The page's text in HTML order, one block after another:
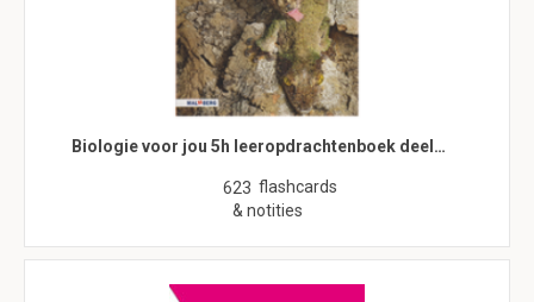
Biologie voor jou 5h leeropdrachtenboek deel…
623 flashcards
& notities